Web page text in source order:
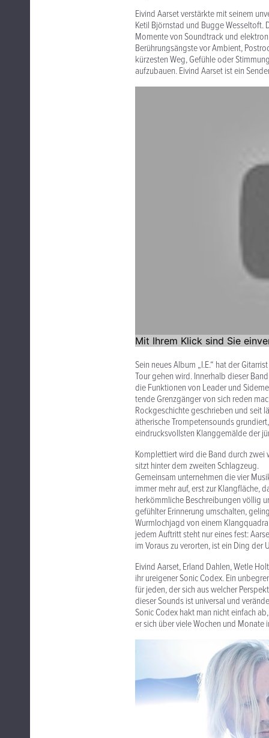
Eivind Aarset verstärkte mit seinem
Ketil Björnstad und Bugge Wesseltoft.
Momente von Sound­track und
Berührungsängste vor Ambient,
kürzesten Weg, Gefühle oder
aufzubauen. Eivind Aarset ist ein
Sein neues Album „I.E.“ hat der
Tour gehen wird. Innerhalb dieser
die Funk­tionen von Leader und
tende Gren­zgänger von sich reden
Rock­geschichte geschrieben und seit
ätherische Trompe­ten­sounds
eindrucksvollsten Klanggemälde der
Komplet­tiert wird die Band durch zwei
sitzt hinter dem zweiten Schlagzeug.
Gemeinsam unternehmen die vier
immer mehr auf, erst zur Klangfläche,
herkömm­liche Beschrei­bungen völlig
gefühlter Erin­nerung umschalten,
Wurm­lochjagd von einem
jedem Auftritt steht nur eines fest:
im Voraus zu verorten, ist ein Ding der
Eivind Aarset, Erland Dahlen, Wetle
ihr ureigener Sonic Codex. Ein
für jeden, der sich aus welcher
dieser Sounds ist universal und
Sonic Codex hakt man nicht einfach
er sich über viele Wochen und